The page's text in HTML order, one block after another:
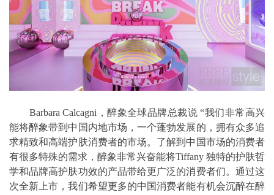
Barbara Calcagni，醉象全球品牌总裁说 “我们非常高兴
能将醉象带到中国内地市场，一个蓬勃发展的，拥有众多追
求精致和高端护肤消费者的市场。了解到中国市场的消费者
有很多特殊的需求，醉象非常兴奋能将Tiffany 独特的护肤哲
学和品牌高护肤功效的产品带给更广泛的消费者们。通过这
次全新上市，我们希望更多的中国消费者能有机会沉醉在醉